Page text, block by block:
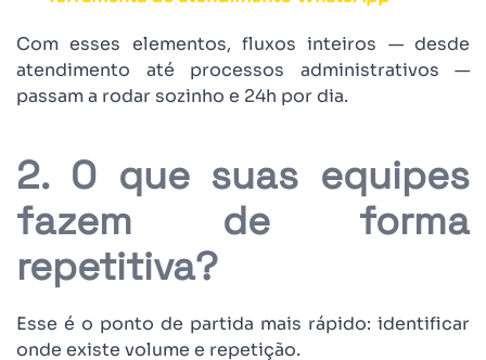
Com esses elementos, fluxos inteiros — desde
atendimento até processos administrativos —
passam a rodar sozinho e 24h por dia.
2. O que suas equipes
fazem de forma
repetitiva?
Esse é o ponto de partida mais rápido: identificar
onde existe volume e repetição.